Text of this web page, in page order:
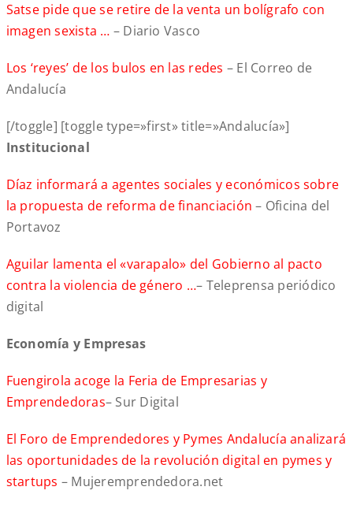
Satse pide que se retire de la venta un bolígrafo con
imagen sexista … – Diario Vasco
Los ‘reyes’ de los bulos en las redes – El Correo de
Andalucía
[/toggle] [toggle type=»first» title=»Andalucía»]
Institucional
Díaz informará a agentes sociales y económicos sobre
la propuesta de reforma de financiación– Oficina del
Portavoz
Aguilar lamenta el «varapalo» del Gobierno al pacto
contra la violencia de género …– Teleprensa periódico
digital
Economía y Empresas
Fuengirola acoge la Feria de Empresarias y
Emprendedoras– Sur Digital
El Foro de Emprendedores y Pymes Andalucía analizará
las oportunidades de la revolución digital en pymes y
startups – Mujeremprendedora.net